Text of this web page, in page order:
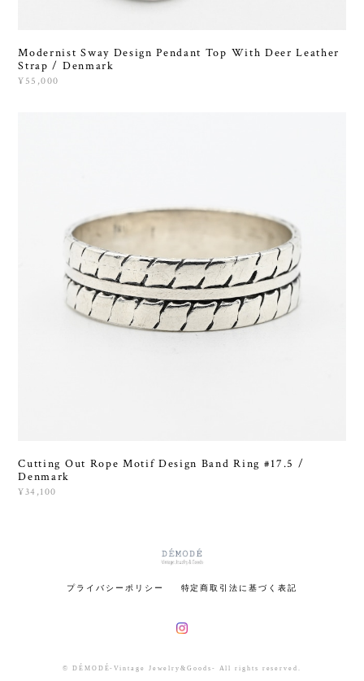
Modernist Sway Design Pendant Top With Deer Leather
Strap / Denmark
¥55,000
Cutting Out Rope Motif Design Band Ring #17.5 /
Denmark
¥34,100
プライバシーポリシー 特定商取引法に基づく表記
© DÉMODÉ-Vintage Jewelry&Goods- All rights reserved.